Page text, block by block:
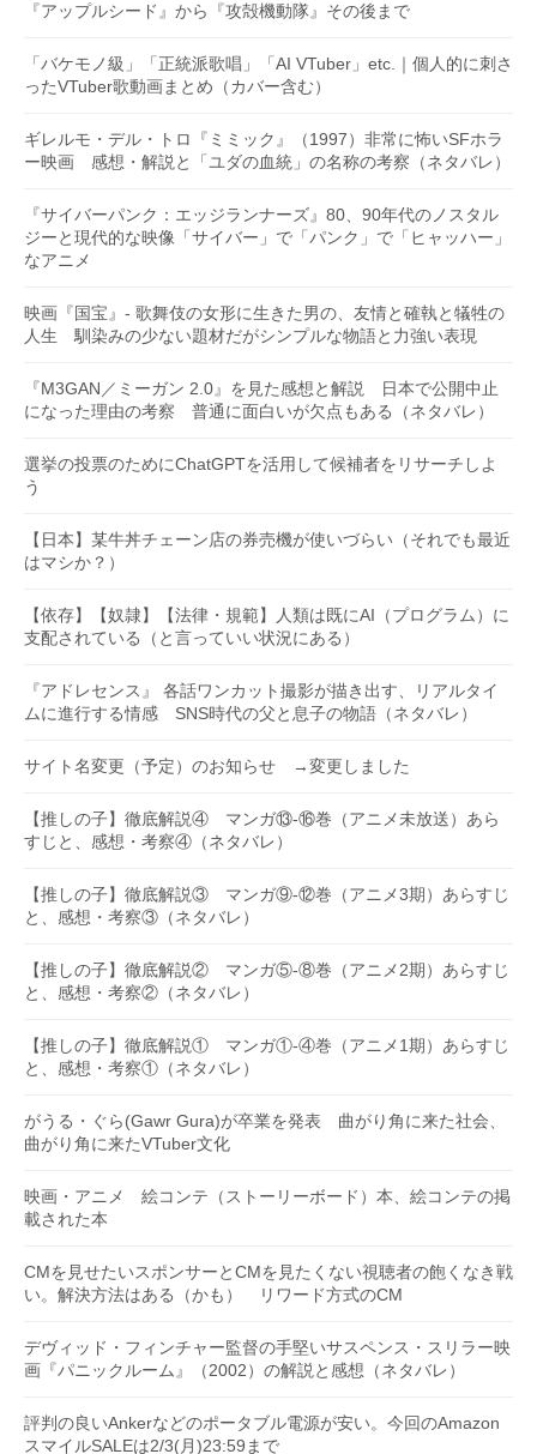
『アップルシード』から『攻殻機動隊』その後まで
「バケモノ級」「正統派歌唱」「AI VTuber」etc.｜個人的に刺さ
ったVTuber歌動画まとめ（カバー含む）
ギレルモ・デル・トロ『ミミック』（1997）非常に怖いSFホラ
ー映画 感想・解説と「ユダの血統」の名称の考察（ネタバレ）
『サイバーパンク：エッジランナーズ』80、90年代のノスタル
ジーと現代的な映像「サイバー」で「パンク」で「ヒャッハー」
なアニメ
映画『国宝』- 歌舞伎の女形に生きた男の、友情と確執と犠牲の
人生 馴染みの少ない題材だがシンプルな物語と力強い表現
『M3GAN／ミーガン 2.0』を見た感想と解説 日本で公開中止
になった理由の考察 普通に面白いが欠点もある（ネタバレ）
選挙の投票のためにChatGPTを活用して候補者をリサーチしよ
う
【日本】某牛丼チェーン店の券売機が使いづらい（それでも最近
はマシか？）
【依存】【奴隷】【法律・規範】人類は既にAI（プログラム）に
支配されている（と言っていい状況にある）
『アドレセンス』 各話ワンカット撮影が描き出す、リアルタイ
ムに進行する情感 SNS時代の父と息子の物語（ネタバレ）
サイト名変更（予定）のお知らせ →変更しました
【推しの子】徹底解説④ マンガ⑬-⑯巻（アニメ未放送）あら
すじと、感想・考察④（ネタバレ）
【推しの子】徹底解説③ マンガ⑨-⑫巻（アニメ3期）あらすじ
と、感想・考察③（ネタバレ）
【推しの子】徹底解説② マンガ⑤-⑧巻（アニメ2期）あらすじ
と、感想・考察②（ネタバレ）
【推しの子】徹底解説① マンガ①-④巻（アニメ1期）あらすじ
と、感想・考察①（ネタバレ）
がうる・ぐら(Gawr Gura)が卒業を発表 曲がり角に来た社会、
曲がり角に来たVTuber文化
映画・アニメ 絵コンテ（ストーリーボード）本、絵コンテの掲
載された本
CMを見せたいスポンサーとCMを見たくない視聴者の飽くなき戦
い。解決方法はある（かも） リワード方式のCM
デヴィッド・フィンチャー監督の手堅いサスペンス・スリラー映
画『パニックルーム』（2002）の解説と感想（ネタバレ）
評判の良いAnkerなどのポータブル電源が安い。今回のAmazon
スマイルSALEは2/3(月)23:59まで